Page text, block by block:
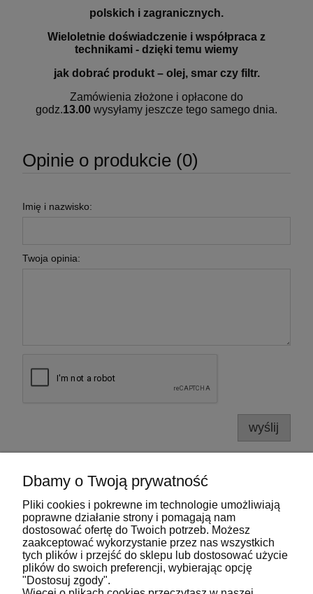
polskich i zagranicznych.
Wieloletnie doświadczenie i współpraca z
technikami - dzięki temu wiemy
jak dobrać produkt – olej, smar czy filtr.
Zamówienia złożone i opłacone do
godz.13.00 wysyłamy jeszcze tego samego dnia.
Opinie o produkcie (0)
Imię i nazwisko:
Twoja opinia:
wyślij
Pomoc
Moje konto
Płatności i dostawa
Dbamy o Twoją prywatność
Pliki cookies i pokrewne im technologie umożliwiają
poprawne działanie strony i pomagają nam
dostosować ofertę do Twoich potrzeb. Możesz
zaakceptować wykorzystanie przez nas wszystkich
tych plików i przejść do sklepu lub dostosować użycie
plików do swoich preferencji, wybierając opcję
"Dostosuj zgody".